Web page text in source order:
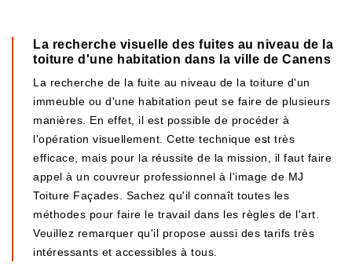
La recherche visuelle des fuites au niveau de la
toiture d'une habitation dans la ville de Canens
La recherche de la fuite au niveau de la toiture d'un
immeuble ou d'une habitation peut se faire de plusieurs
manières. En effet, il est possible de procéder à
l'opération visuellement. Cette technique est très
efficace, mais pour la réussite de la mission, il faut faire
appel à un couvreur professionnel à l'image de MJ
Toiture Façades. Sachez qu'il connaît toutes les
méthodes pour faire le travail dans les règles de l'art.
Veuillez remarquer qu'il propose aussi des tarifs très
intéressants et accessibles à tous.